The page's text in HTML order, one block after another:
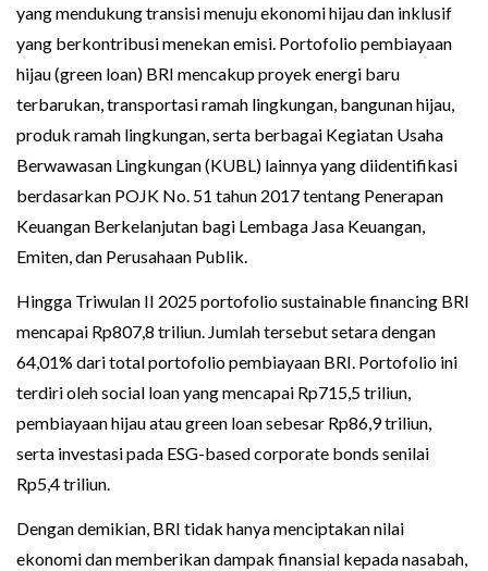
yang mendukung transisi menuju ekonomi hijau dan inklusif
yang berkontribusi menekan emisi. Portofolio pembiayaan
hijau (green loan) BRI mencakup proyek energi baru
terbarukan, transportasi ramah lingkungan, bangunan hijau,
produk ramah lingkungan, serta berbagai Kegiatan Usaha
Berwawasan Lingkungan (KUBL) lainnya yang diidentifikasi
berdasarkan POJK No. 51 tahun 2017 tentang Penerapan
Keuangan Berkelanjutan bagi Lembaga Jasa Keuangan,
Emiten, dan Perusahaan Publik.
Hingga Triwulan II 2025 portofolio sustainable financing BRI
mencapai Rp807,8 triliun. Jumlah tersebut setara dengan
64,01% dari total portofolio pembiayaan BRI. Portofolio ini
terdiri oleh social loan yang mencapai Rp715,5 triliun,
pembiayaan hijau atau green loan sebesar Rp86,9 triliun,
serta investasi pada ESG-based corporate bonds senilai
Rp5,4 triliun.
Dengan demikian, BRI tidak hanya menciptakan nilai
ekonomi dan memberikan dampak finansial kepada nasabah,